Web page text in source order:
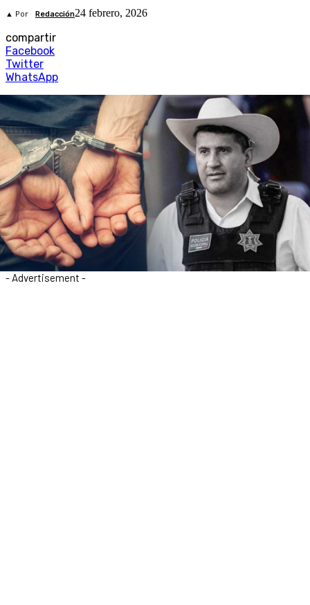
▲ Por Redacción24 febrero, 2026
compartir
Facebook
Twitter
WhatsApp
- Advertisement -